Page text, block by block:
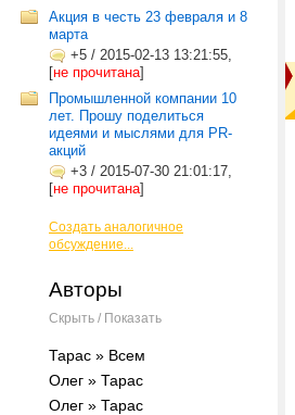
Акция в честь 23 февраля и 8
марта
+5 / 2015-02-13 13:21:55,
[не прочитана]
Промышленной компании 10
лет. Прошу поделиться
идеями и мыслями для PR-
акций
+3 / 2015-07-30 21:01:17,
[не прочитана]
Создать аналогичное
обсуждение...
Авторы
Скрыть / Показать
Тарас » Всем
Олег » Тарас
Олег » Тарас